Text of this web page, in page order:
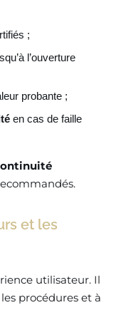
;
l’ouverture
probante ;
en cas de faille
et les
utilisateur. Il
procédures et à